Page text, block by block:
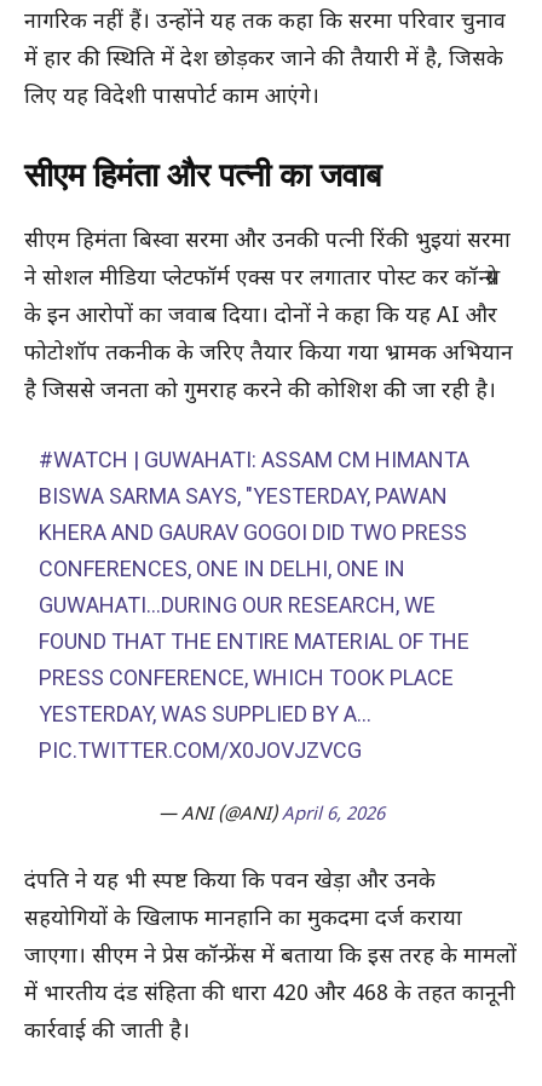
नागरिक नहीं हैं। उन्होंने यह तक कहा कि सरमा परिवार चुनाव
में हार की स्थिति में देश छोड़कर जाने की तैयारी में है, जिसके
लिए यह विदेशी पासपोर्ट काम आएंगे।
सीएम हिमंता और पत्नी का जवाब
सीएम हिमंता बिस्वा सरमा और उनकी पत्नी रिंकी भुइयां सरमा
ने सोशल मीडिया प्लेटफॉर्म एक्स पर लगातार पोस्ट कर कॉन्ग्रेस
के इन आरोपों का जवाब दिया। दोनों ने कहा कि यह AI और
फोटोशॉप तकनीक के जरिए तैयार किया गया भ्रामक अभियान
है जिससे जनता को गुमराह करने की कोशिश की जा रही है।
#WATCH | GUWAHATI: ASSAM CM HIMANTA
BISWA SARMA SAYS, "YESTERDAY, PAWAN
KHERA AND GAURAV GOGOI DID TWO PRESS
CONFERENCES, ONE IN DELHI, ONE IN
GUWAHATI…DURING OUR RESEARCH, WE
FOUND THAT THE ENTIRE MATERIAL OF THE
PRESS CONFERENCE, WHICH TOOK PLACE
YESTERDAY, WAS SUPPLIED BY A…
PIC.TWITTER.COM/X0JOVJZVCG
— ANI (@ANI)April 6, 2026
दंपति ने यह भी स्पष्ट किया कि पवन खेड़ा और उनके
सहयोगियों के खिलाफ मानहानि का मुकदमा दर्ज कराया
जाएगा। सीएम ने प्रेस कॉन्फ्रेंस में बताया कि इस तरह के मामलों
में भारतीय दंड संहिता की धारा 420 और 468 के तहत कानूनी
कार्रवाई की जाती है।